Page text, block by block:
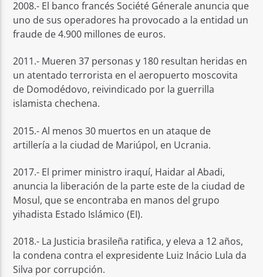
2008.- El banco francés Société Génerale anuncia que
uno de sus operadores ha provocado a la entidad un
fraude de 4.900 millones de euros.
2011.- Mueren 37 personas y 180 resultan heridas en
un atentado terrorista en el aeropuerto moscovita
de Domodédovo, reivindicado por la guerrilla
islamista chechena.
2015.- Al menos 30 muertos en un ataque de
artillería a la ciudad de Mariúpol, en Ucrania.
2017.- El primer ministro iraquí, Haidar al Abadi,
anuncia la liberación de la parte este de la ciudad de
Mosul, que se encontraba en manos del grupo
yihadista Estado Islámico (EI).
2018.- La Justicia brasileña ratifica, y eleva a 12 años,
la condena contra el expresidente Luiz Inácio Lula da
Silva por corrupción.